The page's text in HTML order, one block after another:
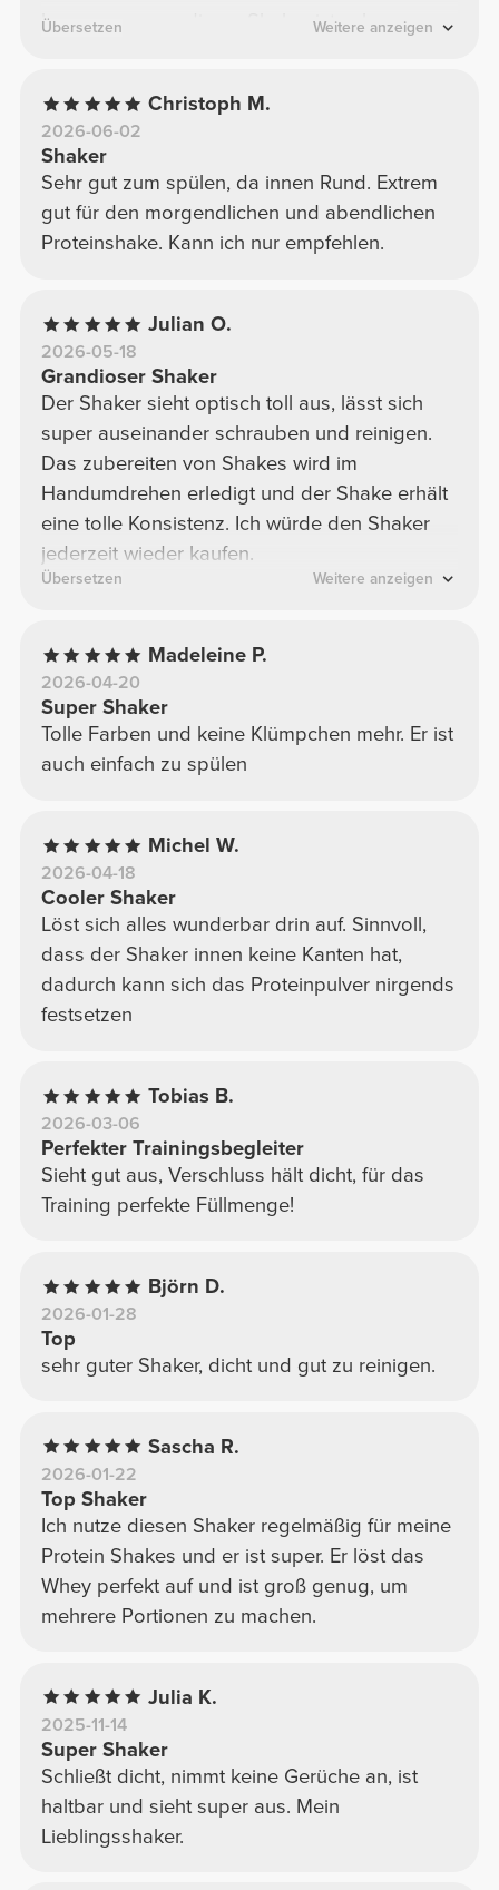
kann nur sagen dieser Shaker ist sehr
Übersetzen Weitere anzeigen
Christoph M.
2026-06-02
Shaker
Sehr gut zum spülen, da innen Rund. Extrem
gut für den morgendlichen und abendlichen
Proteinshake. Kann ich nur empfehlen.
Julian O.
2026-05-18
Grandioser Shaker
Der Shaker sieht optisch toll aus, lässt sich
super auseinander schrauben und reinigen.
Das zubereiten von Shakes wird im
Handumdrehen erledigt und der Shake erhält
eine tolle Konsistenz. Ich würde den Shaker
jederzeit wieder kaufen.
Übersetzen Weitere anzeigen
Madeleine P.
2026-04-20
Super Shaker
Tolle Farben und keine Klümpchen mehr. Er ist
auch einfach zu spülen
Michel W.
2026-04-18
Cooler Shaker
Löst sich alles wunderbar drin auf. Sinnvoll,
dass der Shaker innen keine Kanten hat,
dadurch kann sich das Proteinpulver nirgends
festsetzen
Tobias B.
2026-03-06
Perfekter Trainingsbegleiter
Sieht gut aus, Verschluss hält dicht, für das
Training perfekte Füllmenge!
Björn D.
2026-01-28
Top
sehr guter Shaker, dicht und gut zu reinigen.
Sascha R.
2026-01-22
Top Shaker
Ich nutze diesen Shaker regelmäßig für meine
Protein Shakes und er ist super. Er löst das
Whey perfekt auf und ist groß genug, um
mehrere Portionen zu machen.
Julia K.
2025-11-14
Super Shaker
Schließt dicht, nimmt keine Gerüche an, ist
haltbar und sieht super aus. Mein
Lieblingsshaker.